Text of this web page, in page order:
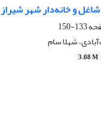
و خانه‌دار شهر شیراز
133-150
شهلا سام
3.08 M